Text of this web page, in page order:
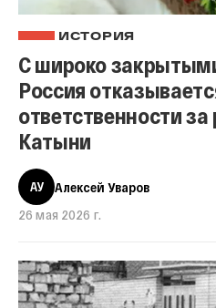
ИСТОРИЯ
С широко
Россия
ответственности за
Катыни
АУ
Алексей Уваров
26 мая 2026 г.